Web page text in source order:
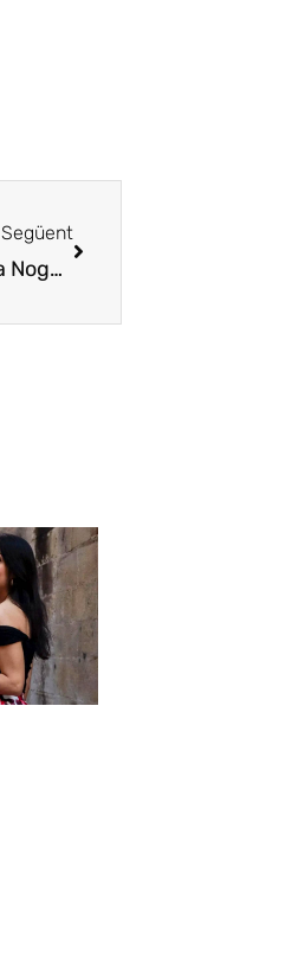
Següent
[:ca]El Celler de l’Arnau de Montsonís recupera cassoles de la Noguera[:es]El Celler de l’Arnau de Montsonís recupera cazuelas de la Noguera[:]